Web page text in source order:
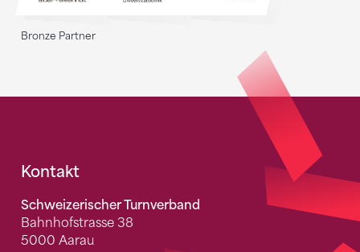
Bronze Partner
Fusszeile
Kontakt
Schweizerischer Turnverband
Bahnhofstrasse 38
5000 Aarau